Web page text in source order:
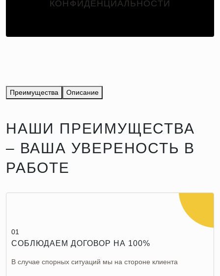
КОНФИДЕНЦИАЛЬНОСТИ
Преимущества Описание
НАШИ ПРЕИМУЩЕСТВА
– ВАША УВЕРЕНОСТЬ В
РАБОТЕ
01
СОБЛЮДАЕМ ДОГОВОР НА 100%
В случае спорных ситуаций мы на стороне клиента